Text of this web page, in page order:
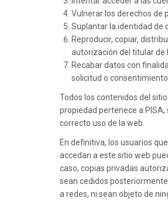
Vulnerar los derechos de
Suplantar la identidad de
Reproducir, copiar,
autorización del titular de
Recabar datos con
solicitud o consentimiento.
Todos los contenidos del
propiedad pertenece a
correcto uso de la web.
En definitiva, los usuarios que
accedan a este sitio web
caso, copias privadas
sean cedidos
a redes, ni sean objeto de